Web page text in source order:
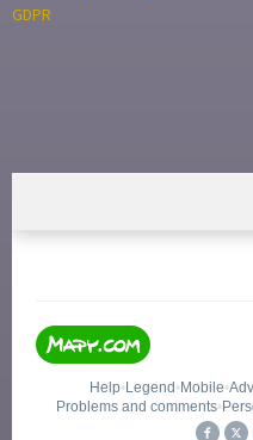
GDPR